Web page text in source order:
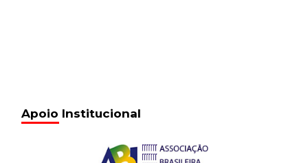
24 de fevereiro de 2017 14:23